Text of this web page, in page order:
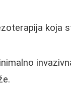
koja